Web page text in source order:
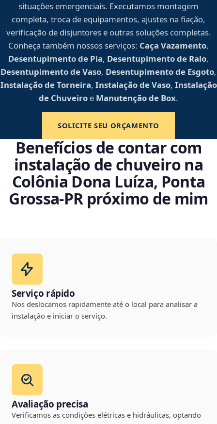
situações emergenciais. Executamos montagem
completa, troca de equipamentos, ajustes na fiação,
verificação de disjuntores e outras soluções completas.
Conheça também nossos serviços: Caça Vazamento,
Desentupimento de Pia, Desentupimento de Ralo,
Desentupimento de Vaso, Desentupimento de Esgoto,
Instalação de Torneira, Instalação de Vaso, Instalação
de Chuveiro e Manutenção de Box.
SOLICITE SEU ORÇAMENTO
Benefícios de contar com
instalação de chuveiro na
Colônia Dona Luíza, Ponta
Grossa‑PR próximo de mim
Serviço rápido
Nos deslocamos rapidamente até o local para analisar a
instalação e iniciar o serviço.
Avaliação precisa
Verificamos as condições elétricas e hidráulicas, optando